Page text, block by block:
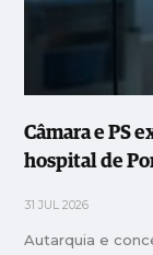
Câmara e PS
hospital de
31 JUL 2026
Autarquia e